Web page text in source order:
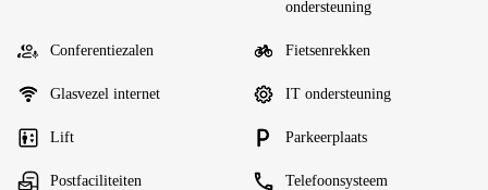
ondersteuning
Conferentiezalen Fietsenrekken
Glasvezel internet IT ondersteuning
Lift Parkeerplaats
Postfaciliteiten Telefoonsysteem